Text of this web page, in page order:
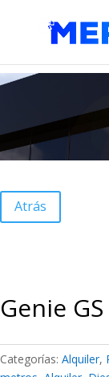
Atrás
Genie
Categorías: Alquiler,